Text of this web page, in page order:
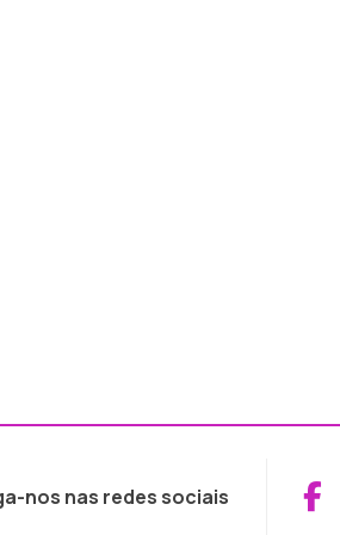
nos nas redes sociais